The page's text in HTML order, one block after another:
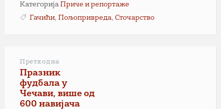
Категорија Приче и репортаже
Гачићи, Пољопривреда, Сточарство
Претходна
Празник
фудбала у
Чечави, више од
600 навијача